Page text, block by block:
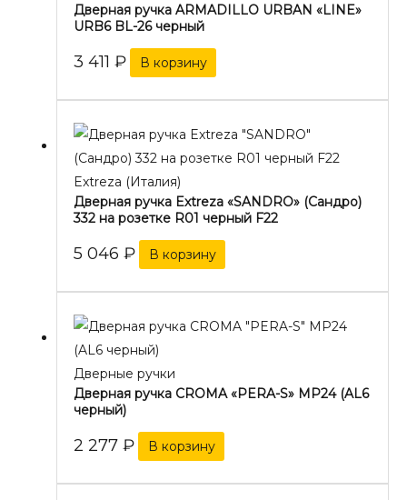
Дверная ручка ARMADILLO URBAN «LINE»
URB6 BL-26 черный
3 411 ₽ В корзину
Extreza (Италия)
Дверная ручка Extreza «SANDRO» (Сандро)
332 на розетке R01 черный F22
5 046 ₽ В корзину
Дверные ручки
Дверная ручка CROMA «PERA-S» MP24 (AL6
черный)
2 277 ₽ В корзину